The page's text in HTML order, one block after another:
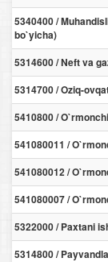
5340400 /
bo`yicha)
5314600 / Neft va
5314700 / Oziq-
5410800 /
541080011 /
541080012 /
541080007 /
5322000 / Paxtani
5314800 /